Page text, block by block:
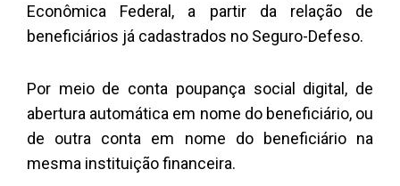
Econômica Federal, a partir da relação de
beneficiários já cadastrados no Seguro-Defeso.
Por meio de conta poupança social digital, de
abertura automática em nome do beneficiário, ou
de outra conta em nome do beneficiário na
mesma instituição financeira.